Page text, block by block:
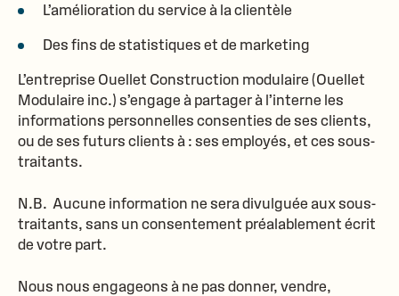
L’amélioration du service à la clientèle
Des fins de statistiques et de marketing
L’entreprise Ouellet Construction modulaire (Ouellet
Modulaire inc.) s’engage à partager à l’interne les
informations personnelles consenties de ses clients,
ou de ses futurs clients à : ses employés, et ces sous-
traitants.
N.B. Aucune information ne sera divulguée aux sous-
traitants, sans un consentement préalablement écrit
de votre part.
Nous nous engageons à ne pas donner, vendre,